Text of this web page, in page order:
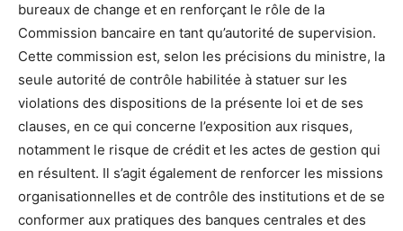
bureaux de change et en renforçant le rôle de la
Commission bancaire en tant qu’autorité de supervision.
Cette commission est, selon les précisions du ministre, la
seule autorité de contrôle habilitée à statuer sur les
violations des dispositions de la présente loi et de ses
clauses, en ce qui concerne l’exposition aux risques,
notamment le risque de crédit et les actes de gestion qui
en résultent. Il s’agit également de renforcer les missions
organisationnelles et de contrôle des institutions et de se
conformer aux pratiques des banques centrales et des